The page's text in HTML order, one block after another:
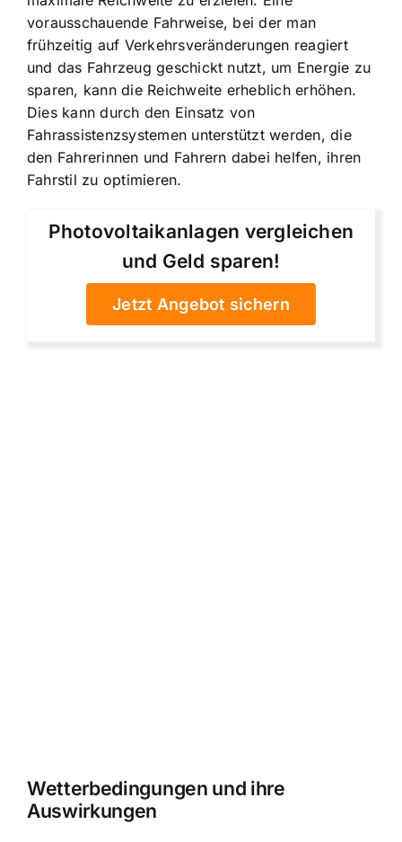
vorausschauende Fahrweise, bei der man
frühzeitig auf Verkehrsveränderungen reagiert
und das Fahrzeug geschickt nutzt, um Energie zu
sparen, kann die Reichweite erheblich erhöhen.
Dies kann durch den Einsatz von
Fahrassistenzsystemen unterstützt werden, die
den Fahrerinnen und Fahrern dabei helfen, ihren
Fahrstil zu optimieren.
Photovoltaikanlagen vergleichen
und Geld sparen!
Jetzt Angebot sichern
Wetterbedingungen und ihre
Auswirkungen